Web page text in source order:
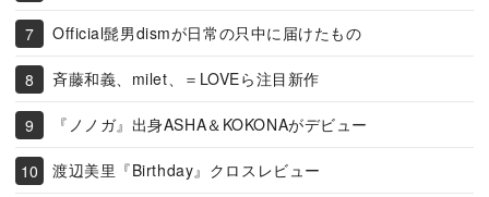
Official髭男dismが日常の只中に届けたもの
斉藤和義、milet、＝LOVEら注目新作
『ノノガ』出身ASHA＆KOKONAがデビュー
渡辺美里『Birthday』クロスレビュー